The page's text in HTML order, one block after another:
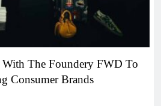
With The Foundery FWD To
Consumer Brands